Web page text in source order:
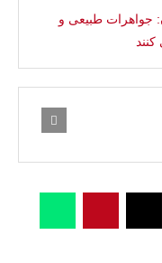
جواهرات طبیعی و